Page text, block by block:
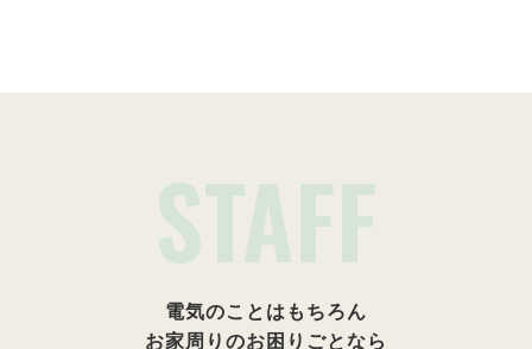
STAFF
電気のことはもちろん
お家周りのお困りごとなら